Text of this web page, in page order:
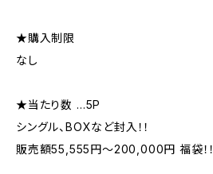
★購入制限
なし
★当たり数 …5P
シングル、BOXなど封入！！
販売額55,555円〜200,000円 福袋！！